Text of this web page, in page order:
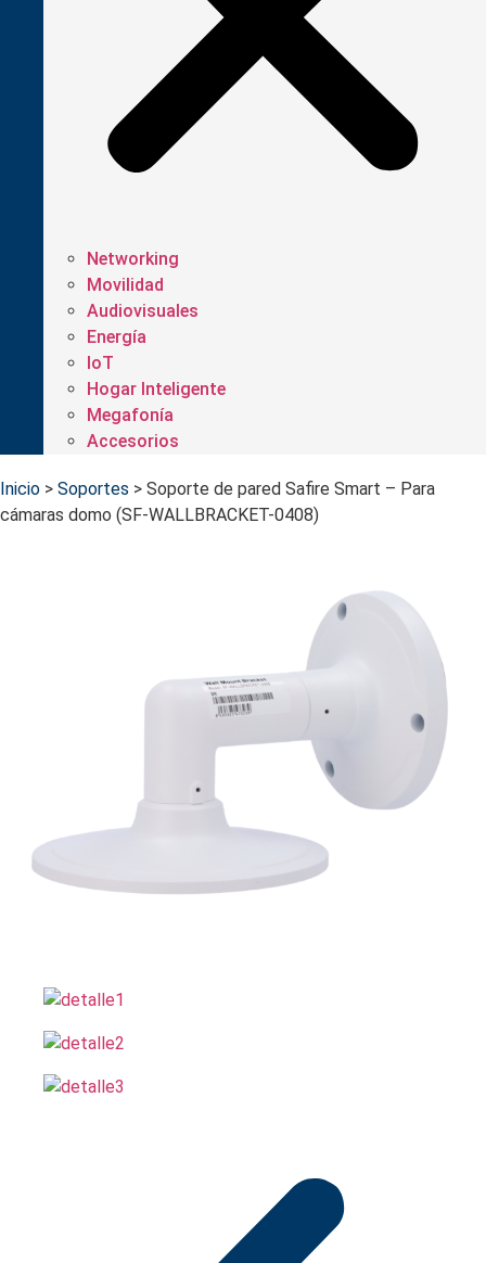
Networking
Movilidad
Audiovisuales
Energía
IoT
Hogar Inteligente
Megafonía
Accesorios
Inicio > Soportes > Soporte de pared Safire Smart – Para
cámaras domo (SF-WALLBRACKET-0408)